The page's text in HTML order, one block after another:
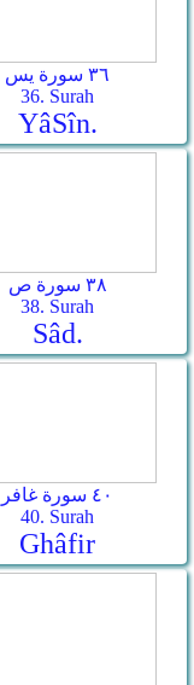
٣٦ سورة يس
36. Surah
Yâ­Sîn.
٣٨ سورة ص
38. Surah
Sâd.
٤٠ سورة غافر
40. Surah
Ghâfir